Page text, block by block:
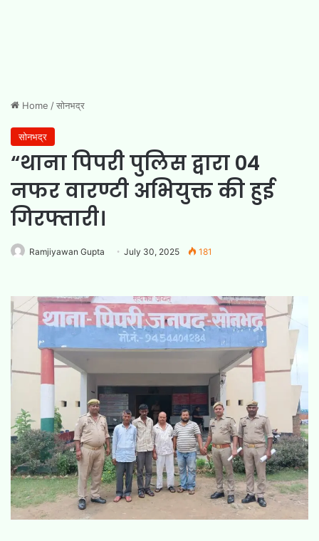
Home /सोनभद्र
सोनभद्र
“थाना पिपरी पुलिस द्वारा 04
नफर वारण्टी अभियुक्त की हुई
गिरफ्तारी।
Ramjiyawan Gupta July 30, 2025 181